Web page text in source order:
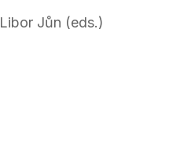
Jůn (eds.)